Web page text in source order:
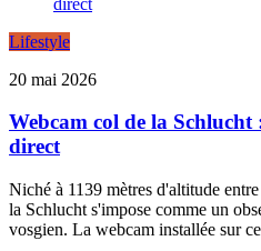
Lifestyle
20 mai 2026
Webcam col de la
direct
Niché à 1139 mètres d'altitude
la Schlucht s'impose comme un
vosgien. La webcam installée sur